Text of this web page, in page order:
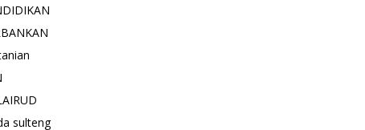
sulteng